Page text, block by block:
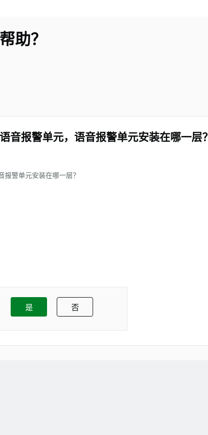
助？
音报警单元，语音报警单元安装在哪一层？
警单元安装在哪一层？